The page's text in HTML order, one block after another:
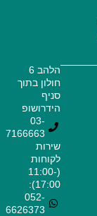
הלהב 6
חולון בתוך
סניף
הידרושופ
03-
7166663
שירות
לקוחות
(11:00-
17:00):
052-
6626373